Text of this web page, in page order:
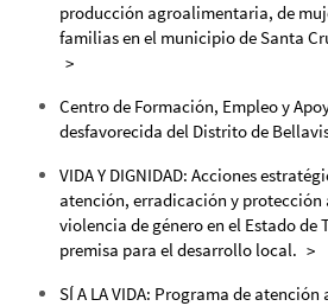
producción agroalimentaria, de
familias en el municipio de Santa
Centro de Formación, Empleo y
desfavorecida del Distrito de
VIDA Y DIGNIDAD: Acciones
atención, erradicación y protección
violencia de género en el Estado de
premisa para el desarrollo local.
SÍ A LA VIDA: Programa de